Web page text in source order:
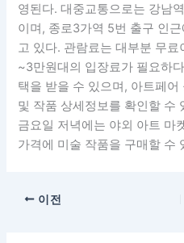
영된다. 대중교통으로는 강남
이며, 종로3가역 5번 출구 인
고 있다. 관람료는 대부분 무
~3만원대의 입장료가 필요하
택을 받을 수 있으며, 아트페
및 작품 상세정보를 확인할 수
금요일 저녁에는 야외 아트 마
가격에 미술 작품을 구매할 수
이전